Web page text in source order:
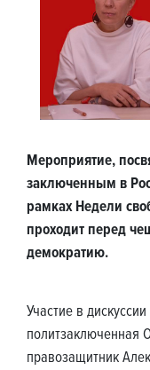
Мероприятие,
заключенным в
рамках Недели
проходит перед
демократию.
Участие в
политзаключенная
правозащитник